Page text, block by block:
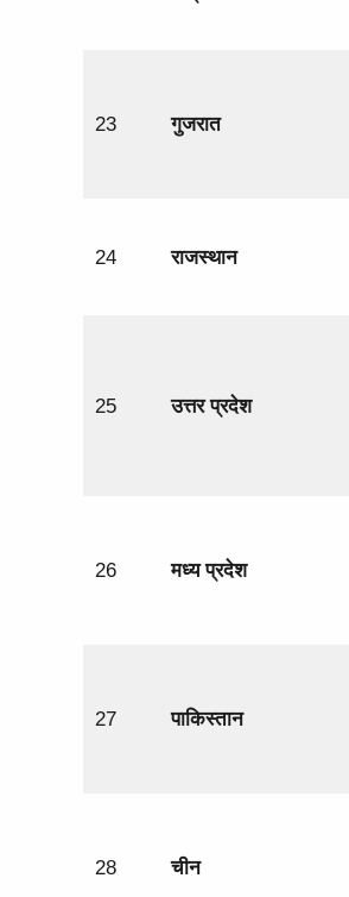
23 गुजरात
24 राजस्थान
25 उत्तर प्रदेश
26 मध्य प्रदेश
27 पाकिस्तान
28 चीन